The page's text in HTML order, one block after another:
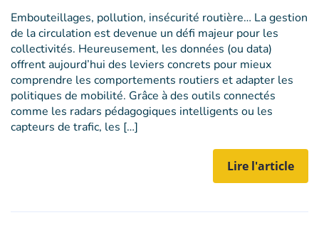
Embouteillages, pollution, insécurité routière… La gestion
de la circulation est devenue un défi majeur pour les
collectivités. Heureusement, les données (ou data)
offrent aujourd’hui des leviers concrets pour mieux
comprendre les comportements routiers et adapter les
politiques de mobilité. Grâce à des outils connectés
comme les radars pédagogiques intelligents ou les
capteurs de trafic, les […]
Lire l'article